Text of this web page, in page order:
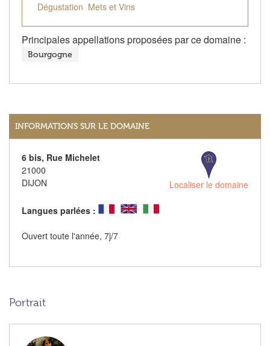
Dégustation Mets et Vins
Principales appellations proposées par ce domaine :
Bourgogne
INFORMATIONS SUR LE DOMAINE
6 bis, Rue Michelet
21000
DIJON
Localiser le domaine
Langues parlées :
Ouvert toute l'année, 7j/7
Portrait